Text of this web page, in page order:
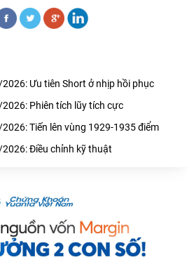
Ưu tiên Short ở nhịp hồi phục
Phiên tích lũy tích cực
Tiến lên vùng 1929-1935 điểm
Điều chỉnh kỹ thuật